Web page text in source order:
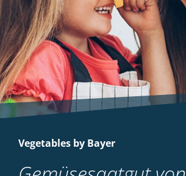
Vegetables by Bayer